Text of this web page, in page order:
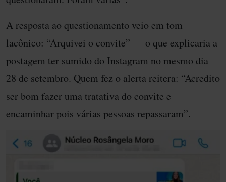
A resposta ao questionamento veio em tom
lacônico: “Arquivei o convite” — o que explicaria a
postagem ter sumido do Instagram no mesmo dia
28 de setembro. Quem fez o alerta reitera: “Acredito
ser bom fazer uma tratativa do convite e
encaminhar pois várias pessoas repassaram”.